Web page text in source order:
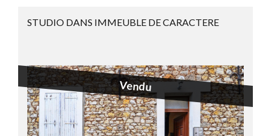
STUDIO DANS IMMEUBLE DE CARACTERE
Vendu